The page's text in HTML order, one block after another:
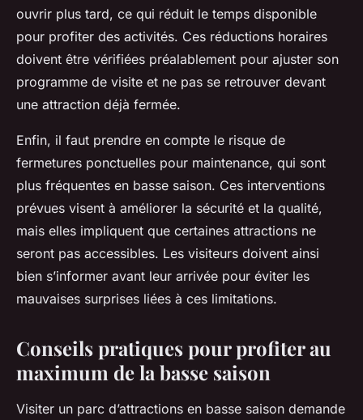
ouvrir plus tard, ce qui réduit le temps disponible
pour profiter des activités. Ces réductions horaires
doivent être vérifiées préalablement pour ajuster son
programme de visite et ne pas se retrouver devant
une attraction déjà fermée.
Enfin, il faut prendre en compte le risque de
fermetures ponctuelles pour maintenance, qui sont
plus fréquentes en basse saison. Ces interventions
prévues visent à améliorer la sécurité et la qualité,
mais elles impliquent que certaines attractions ne
seront pas accessibles. Les visiteurs doivent ainsi
bien s’informer avant leur arrivée pour éviter les
mauvaises surprises liées à ces limitations.
Conseils pratiques pour profiter au
maximum de la basse saison
Visiter un parc d’attractions en basse saison demande